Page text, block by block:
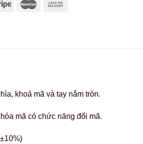
khoá mã và tay nắm tròn.
mã có chức năng đổi mã.